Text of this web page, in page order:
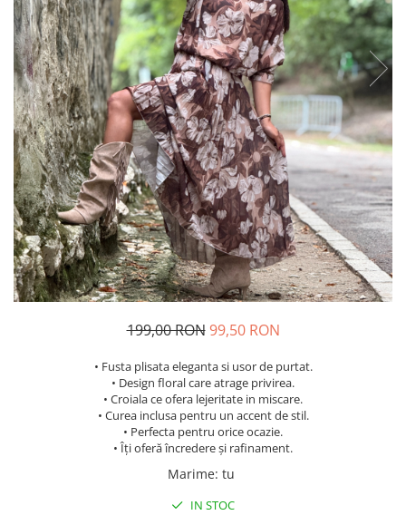
Costume de baie
199,00 RON 99,50 RON
• Fusta plisata eleganta si usor de purtat.
• Design floral care atrage privirea.
• Croiala ce ofera lejeritate in miscare.
• Curea inclusa pentru un accent de stil.
• Perfecta pentru orice ocazie.
• Îți oferă încredere și rafinament.
Marime: tu
IN STOC